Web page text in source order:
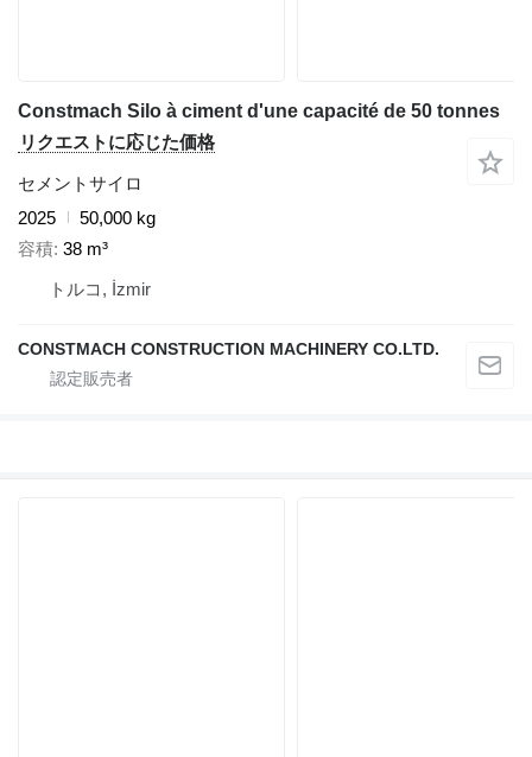
Constmach Silo à ciment d'une capacité de 50 tonnes
リクエストに応じた価格
セメントサイロ
2025
50,000 kg
容積 38 m³
トルコ, İzmir
CONSTMACH CONSTRUCTION MACHINERY CO.LTD.